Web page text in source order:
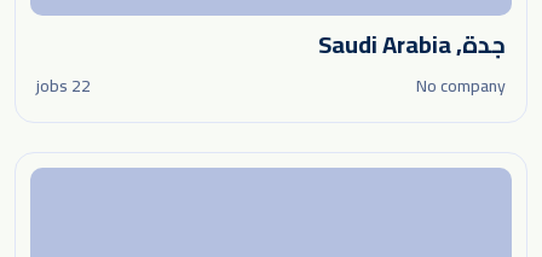
جدة, Saudi Arabia
No company
22 jobs